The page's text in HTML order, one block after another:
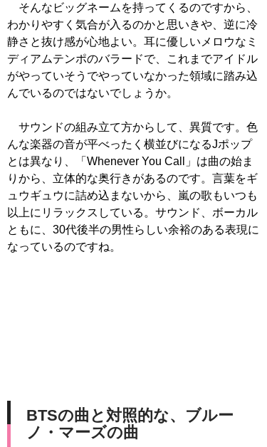
そんなビッグネームを持ってくるのですから、
わかりやすく気合が入るのかと思いきや、逆に冷
静さと抜け感が心地よい。耳に優しいメロウなミ
ディアムテンポのバラードで、これまでアイドル
がやっていそうでやっていなかった領域に踏み込
んでいるのではないでしょうか。
サウンドの組み立て方からして、異質です。色
んな楽器の音が平べったく横並びになるJポップ
とは異なり、「Whenever You Call」は曲の始ま
りから、立体的な奥行きがあるのです。言葉をギ
ュウギュウに詰め込まないから、嵐の歌もいつも
以上にリラックスしている。サウンド、ボーカル
ともに、30代後半の男性らしい余裕のある表現に
なっているのですね。
BTSの曲と対照的な、ブルー
ノ・マーズの曲